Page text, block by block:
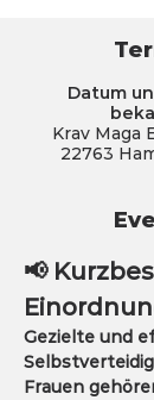
Datum
Krav Maga
22763
📢
Gezielte und
Frauen